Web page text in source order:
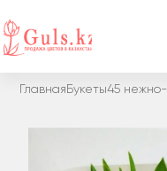
Главная Букеты45